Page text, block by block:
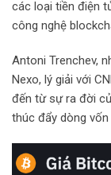
các loại tiền điện
công nghệ
Antoni Trenchev,
Nexo, lý giải với
đến từ sự ra đời
thúc đẩy dòng